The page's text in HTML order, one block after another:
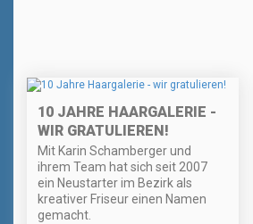
10 JAHRE HAARGALERIE -
WIR GRATULIEREN!
Mit Karin Schamberger und
ihrem Team hat sich seit 2007
ein Neustarter im Bezirk als
kreativer Friseur einen Namen
gemacht.